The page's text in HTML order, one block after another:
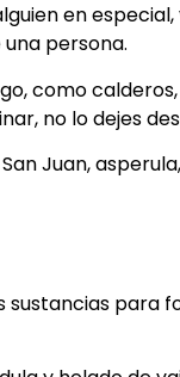
en
persona.
como
no lo dejes
Juan,
sustancias para